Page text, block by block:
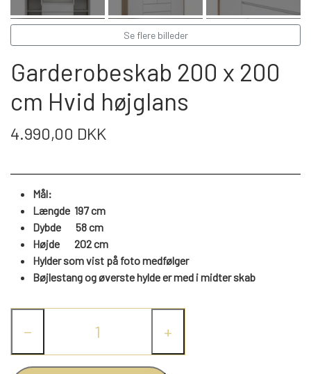
DAYBED/CHAISELONG
BELYSNING
REOL MISTRAL
REOL BASIC
BELYSNING
VÆGPANELER
SPEJLE
BELYSNING
VÆGPANELER
SPEJLE
VÆGPANELER
SPEJLE
SPEJLE
PARKERING
AFHENTNING
MONTERING & LEVERING
Se flere billeder
Garderobeskab 200 x 200
cm Hvid højglans
4.990,00 DKK
Mål:
Længde 197 cm
Dybde 58 cm
Højde
202cm
Hylder som vist på foto medfølger
Bøjlestang og øverste hylde er med i midter skab
− +